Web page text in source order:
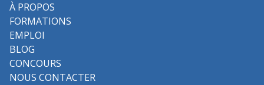
À PROPOS
FORMATIONS
EMPLOI
BLOG
CONCOURS
NOUS CONTACTER